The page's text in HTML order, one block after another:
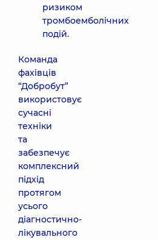
ризиком
тромбоемболічних
подій.
Команда
фахівців
“Добробут”
використовує
сучасні
техніки
та
забезпечує
комплексний
підхід
протягом
усього
діагностично-
лікувального